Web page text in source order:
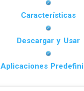
Características
Descargar y Usar
Aplicaciones